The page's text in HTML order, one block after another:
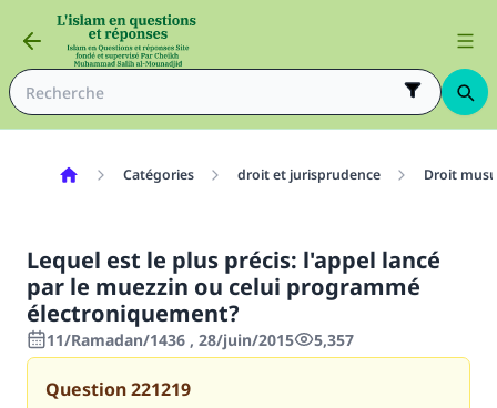
Catégories droit et jurisprudence Droit
Lequel est le plus précis: l'appel lancé
par le muezzin ou celui programmé
électroniquement?
11/Ramadan/1436 , 28/juin/2015 5,357
Question221219